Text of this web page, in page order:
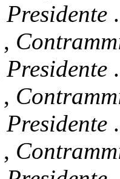
Presidente
,
Presidente
,
Presidente
,